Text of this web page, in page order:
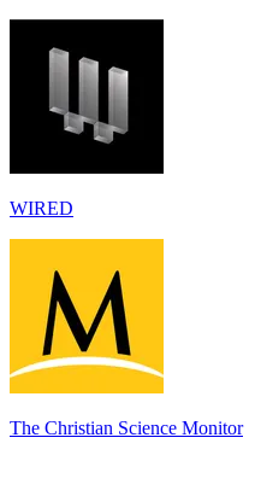
WIRED
The Christian Science Monitor